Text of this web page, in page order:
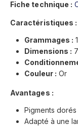
Fiche technique :
Caractéristiques :
Grammages :
Dimensions :
Couleur : Or
Avantages :
Pigments
Adapté à une